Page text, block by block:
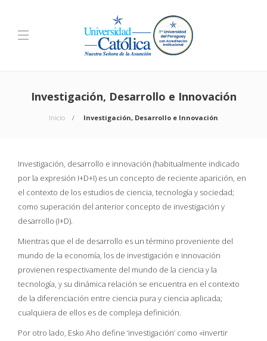
Investigación, Desarrollo e Innovación
Inicio Investigación, Desarrollo e Innovación
Investigación, desarrollo e innovación (habitualmente indicado
por la expresión I+D+I) es un concepto de reciente aparición, en
el contexto de los estudios de ciencia, tecnología y sociedad;
como superación del anterior concepto de investigación y
desarrollo (I+D).
Mientras que el de desarrollo es un término proveniente del
mundo de la economía, los de investigación e innovación
provienen respectivamente del mundo de la ciencia y la
tecnología, y su dinámica relación se encuentra en el contexto
de la diferenciación entre ciencia pura y ciencia aplicada;
cualquiera de ellos es de compleja definición.
Por otro lado, Esko Aho define ‘investigación’ como «invertir